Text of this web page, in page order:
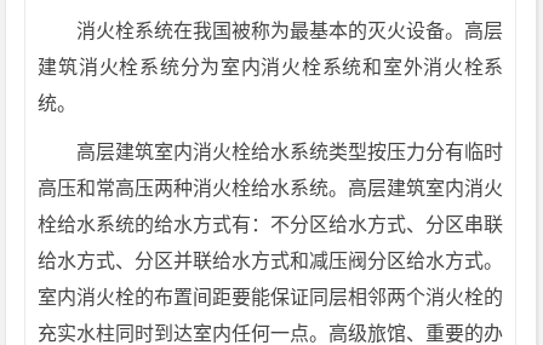
消火栓系统在我国被称为最基本的灭火设备。高层
建筑消火栓系统分为室内消火栓系统和室外消火栓系
统。
高层建筑室内消火栓给水系统类型按压力分有临时
高压和常高压两种消火栓给水系统。高层建筑室内消火
栓给水系统的给水方式有：不分区给水方式、分区串联
给水方式、分区并联给水方式和减压阀分区给水方式。
室内消火栓的布置间距要能保证同层相邻两个消火栓的
充实水柱同时到达室内任何一点。高级旅馆、重要的办